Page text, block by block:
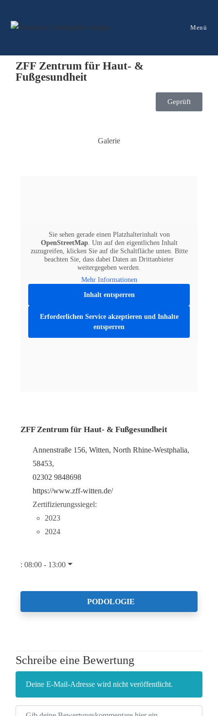
Menü
ZFF Zentrum für Haut- &
Fußgesundheit
Geprüft
Galerie
Sie sehen gerade einen Platzhalterinhalt von
OpenStreetMap. Um auf den eigentlichen Inhalt
zuzugreifen, klicken Sie auf die Schaltfläche unten. Bitte
beachten Sie, dass dabei Daten an Drittanbieter
weitergegeben werden.
Mehr Informationen
Inhalt entsperren
Erforderlichen Service akzeptieren und Inhalte
entsperren
ZFF Zentrum für Haut- & Fußgesundheit
Annenstraße 156, Witten, North Rhine-Westphalia,
58453,
02302 9848698
https://www.zff-witten.de/
Zertifizierungssiegel:
2023
2024
:08:00 - 13:00
PODOLOGIE
Schreibe eine Bewertung
Deine E-Mail-Adresse wird nicht veröffentlicht.
Rezensionstext